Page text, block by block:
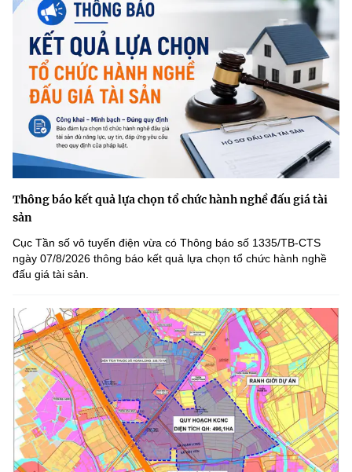
Thông báo kết quả lựa chọn tổ chức hành nghề đấu giá tài
sản
Cục Tần số vô tuyến điện vừa có Thông báo số 1335/TB-CTS
ngày 07/8/2026 thông báo kết quả lựa chọn tổ chức hành nghề
đấu giá tài sản.